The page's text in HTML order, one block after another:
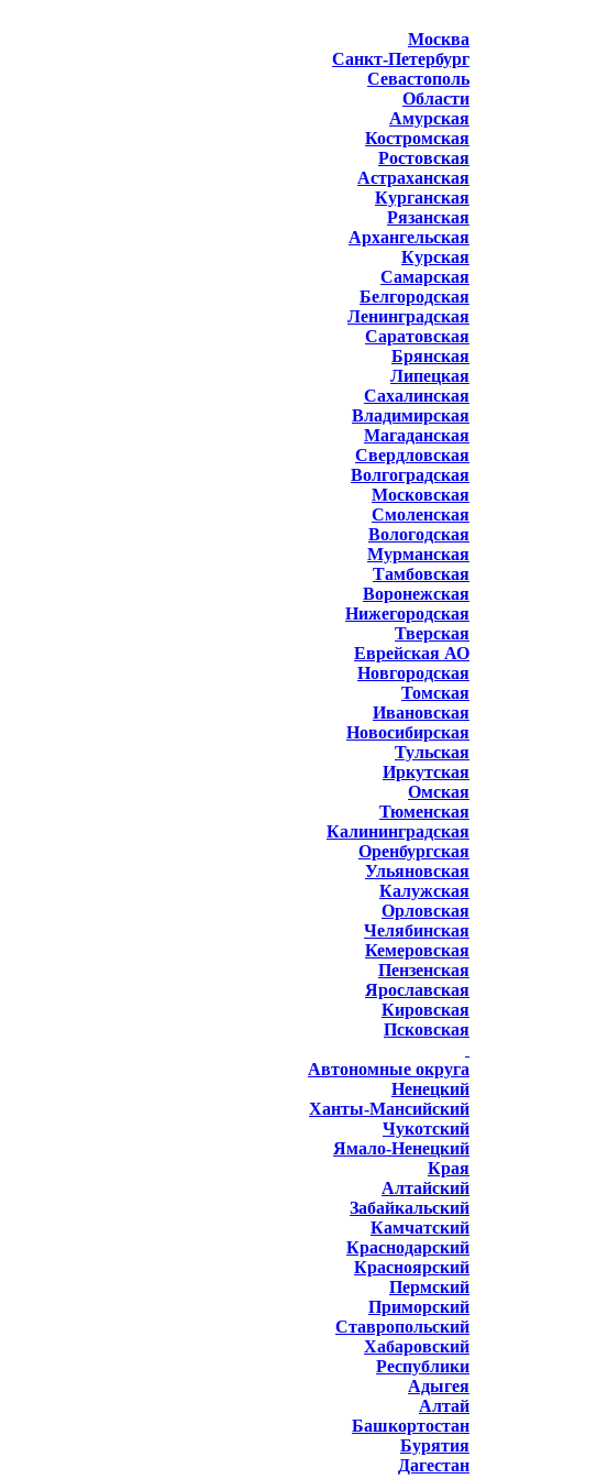
Москва
Санкт-Петербург
Севастополь
Области
Амурская
Костромская
Ростовская
Астраханская
Курганская
Рязанская
Архангельская
Курская
Самарская
Белгородская
Ленинградская
Саратовская
Брянская
Липецкая
Сахалинская
Владимирская
Магаданская
Свердловская
Волгоградская
Московская
Смоленская
Вологодская
Мурманская
Тамбовская
Воронежская
Нижегородская
Тверская
Еврейская АО
Новгородская
Томская
Ивановская
Новосибирская
Тульская
Иркутская
Омская
Тюменская
Калининградская
Оренбургская
Ульяновская
Калужская
Орловская
Челябинская
Кемеровская
Пензенская
Ярославская
Кировская
Псковская
Автономные округа
Ненецкий
Ханты-Мансийский
Чукотский
Ямало-Ненецкий
Края
Алтайский
Забайкальский
Камчатский
Краснодарский
Красноярский
Пермский
Приморский
Ставропольский
Хабаровский
Республики
Адыгея
Алтай
Башкортостан
Бурятия
Дагестан